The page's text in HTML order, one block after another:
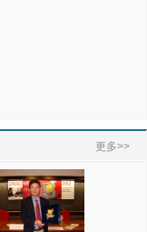
更多>>